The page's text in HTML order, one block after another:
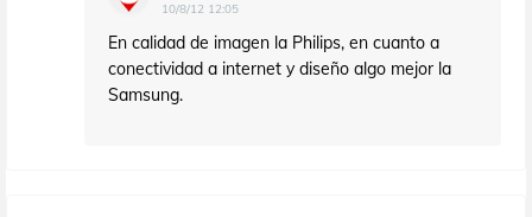
10/8/12 12:05
En calidad de imagen la Philips, en cuanto a
conectividad a internet y diseño algo mejor la
Samsung.